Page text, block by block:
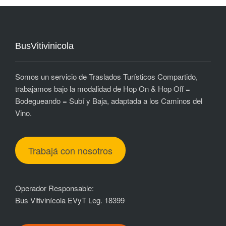
BusVitivinicola
Somos un servicio de Traslados Turísticos Compartido,
trabajamos bajo la modalidad de Hop On & Hop Off =
Bodegueando = Subí y Baja, adaptada a los Caminos del
Vino.
Trabajá con nosotros
Operador Responsable:
Bus Vitivinícola EVyT Leg. 18399